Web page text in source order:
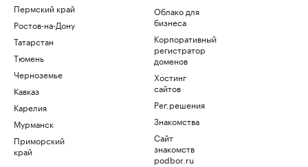
Пермский край
Ростов-на-Дону
Татарстан
Тюмень
Черноземье
Кавказ
Карелия
Мурманск
Приморский
край
Облако для
бизнеса
Корпоративный
регистратор
доменов
Хостинг
сайтов
Рег.решения
Знакомства
Сайт
знакомств
podbor.ru